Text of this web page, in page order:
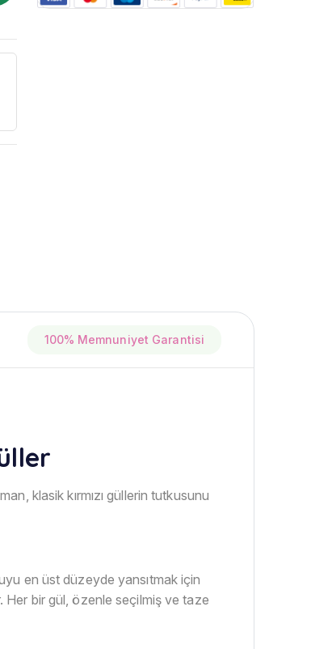
100% Memnuniyet Garantisi
klasik kırmızı güllerin tutkusunu
en üst düzeyde yansıtmak için
Her bir gül, özenle seçilmiş ve taze